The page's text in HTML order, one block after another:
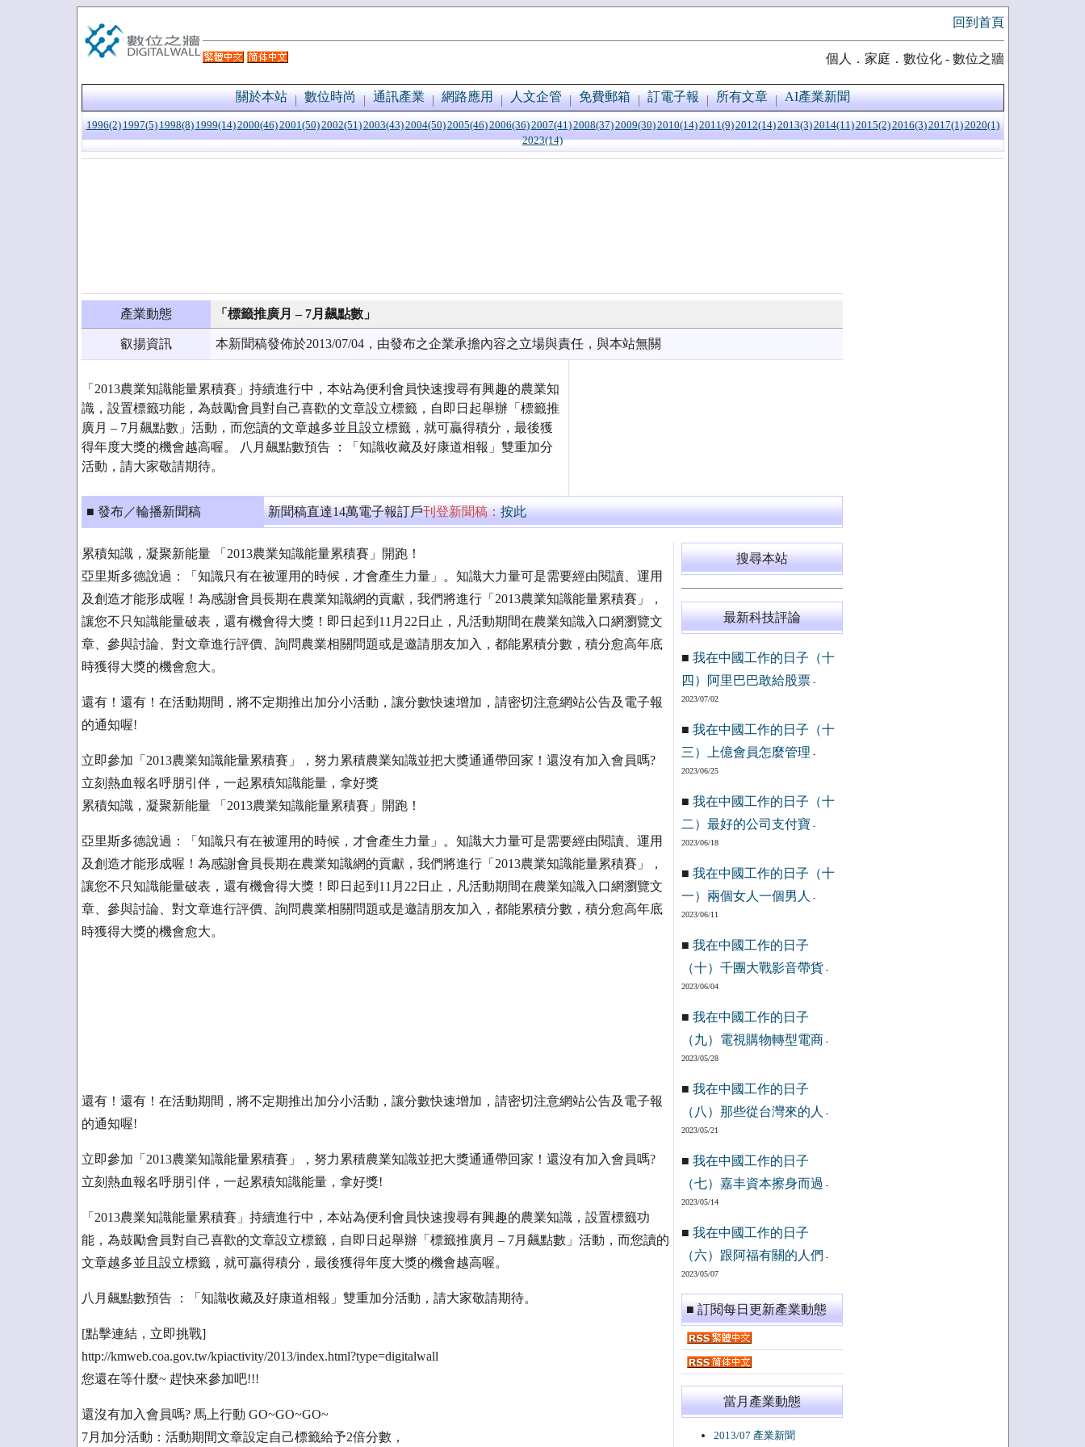
回到首頁
個人．家庭．數位化 - 數位之牆
關於本站 數位時尚 通訊產業 網路應用 人文企管 免費郵箱 訂電子報 所有文章 AI產業新聞
1996(2) 1997(5) 1998(8) 1999(14)2000(46)2001(50)2002(51)2003(43)2004(50)2005(46)2006(36)2007(41)2008(37)2009(30)2010(14)2011(9)2012(14)2013(3)2014(11)2015(2)2016(3)2017(1)2020(1)
2023(14)
產業動態 「標籤推廣月 – 7月飆點數」
叡揚資訊 本新聞稿發佈於2013/07/04，由發布之企業承擔內容之立場與責任，與本站無關
「2013農業知識能量累積賽」持續進行中，本站為便利會員快速搜尋有興趣的農業知
識，設置標籤功能，為鼓勵會員對自己喜歡的文章設立標籤，自即日起舉辦「標籤推
廣月 – 7月飆點數」活動，而您讀的文章越多並且設立標籤，就可贏得積分，最後獲
得年度大獎的機會越高喔。 八月飆點數預告 ：「知識收藏及好康道相報」雙重加分
活動，請大家敬請期待。
■ 發布／輪播新聞稿 新聞稿直達14萬電子報訂戶刊登新聞稿：按此
累積知識，凝聚新能量 「2013農業知識能量累積賽」開跑！
亞里斯多德說過：「知識只有在被運用的時候，才會產生力量」。知識大力量可是需要經由閱讀、運用
及創造才能形成喔！為感謝會員長期在農業知識網的貢獻，我們將進行「2013農業知識能量累積賽」，
讓您不只知識能量破表，還有機會得大獎！即日起到11月22日止，凡活動期間在農業知識入口網瀏覽文
章、參與討論、對文章進行評價、詢問農業相關問題或是邀請朋友加入，都能累積分數，積分愈高年底
時獲得大獎的機會愈大。
還有！還有！在活動期間，將不定期推出加分小活動，讓分數快速增加，請密切注意網站公告及電子報
的通知喔!
立即參加「2013農業知識能量累積賽」，努力累積農業知識並把大獎通通帶回家！還沒有加入會員嗎?
立刻熱血報名呼朋引伴，一起累積知識能量，拿好獎
累積知識，凝聚新能量 「2013農業知識能量累積賽」開跑！
亞里斯多德說過：「知識只有在被運用的時候，才會產生力量」。知識大力量可是需要經由閱讀、運用
及創造才能形成喔！為感謝會員長期在農業知識網的貢獻，我們將進行「2013農業知識能量累積賽」，
讓您不只知識能量破表，還有機會得大獎！即日起到11月22日止，凡活動期間在農業知識入口網瀏覽文
章、參與討論、對文章進行評價、詢問農業相關問題或是邀請朋友加入，都能累積分數，積分愈高年底
時獲得大獎的機會愈大。
還有！還有！在活動期間，將不定期推出加分小活動，讓分數快速增加，請密切注意網站公告及電子報
的通知喔!
立即參加「2013農業知識能量累積賽」，努力累積農業知識並把大獎通通帶回家！還沒有加入會員嗎?
立刻熱血報名呼朋引伴，一起累積知識能量，拿好獎!
「2013農業知識能量累積賽」持續進行中，本站為便利會員快速搜尋有興趣的農業知識，設置標籤功
能，為鼓勵會員對自己喜歡的文章設立標籤，自即日起舉辦「標籤推廣月 – 7月飆點數」活動，而您讀的
文章越多並且設立標籤，就可贏得積分，最後獲得年度大獎的機會越高喔。
八月飆點數預告 ：「知識收藏及好康道相報」雙重加分活動，請大家敬請期待。
[點擊連結，立即挑戰]
http://kmweb.coa.gov.tw/kpiactivity/2013/index.html?type=digitalwall
您還在等什麼~ 趕快來參加吧!!!
還沒有加入會員嗎? 馬上行動 GO~GO~GO~
7月加分活動：活動期間文章設定自己標籤給予2倍分數，
搜尋本站
最新科技評論
■ 我在中國工作的日子（十
四）阿里巴巴敢給股票-
2023/07/02
■ 我在中國工作的日子（十
三）上億會員怎麼管理 -
2023/06/25
■ 我在中國工作的日子（十
二）最好的公司支付寶 -
2023/06/18
■ 我在中國工作的日子（十
一）兩個女人一個男人
-
2023/06/11
■ 我在中國工作的日子
（十）千團大戰影音帶貨 -
2023/06/04
■ 我在中國工作的日子
（九）電視購物轉型電商 -
2023/05/28
■ 我在中國工作的日子
（八）那些從台灣來的人
-
2023/05/21
■ 我在中國工作的日子
（七）嘉丰資本擦身而過 -
2023/05/14
■ 我在中國工作的日子
（六）跟阿福有關的人們 -
2023/05/07
■ 訂閱每日更新產業動態
當月產業動態
2013/07 產業新聞